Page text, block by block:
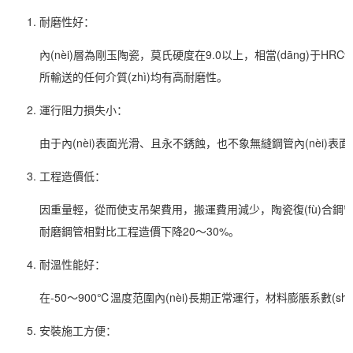
耐磨性好：
內(nèi)層為剛玉陶瓷，莫氏硬度在9.0以上，相當(dāng)于
所輸送的任何介質(zhì)均有高耐磨性。
運行阻力損失小：
由于內(nèi)表面光滑、且永不銹蝕，也不象無縫鋼管內(nèi)表
工程造價低：
因重量輕，從而使支吊架費用，搬運費用減少，陶瓷復(fù)合鋼
耐磨鋼管相對比工程造價下降20～30%。
耐溫性能好：
在-50～900℃溫度范圍內(nèi)長期正常運行，材料膨脹系數
安裝施工方便：